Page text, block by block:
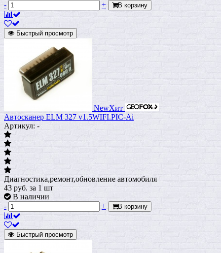
-
+ В корзину
Быстрый просмотр
NewХит
Автосканер ELM 327 v1.5WIFI.PIC-Ai
Артикул: -
Диагностика,ремонт,обновление автомобиля
43 руб. за 1 шт
В наличии
-
+ В корзину
Быстрый просмотр